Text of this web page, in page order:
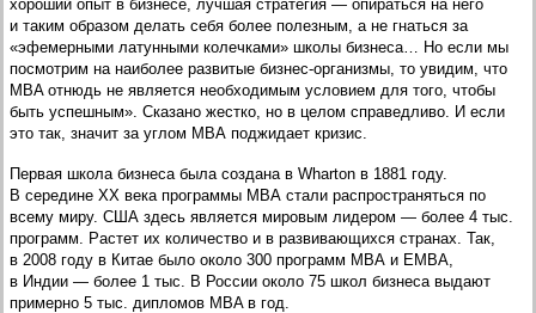
хороший опыт в бизнесе, лучшая стратегия — опираться на него
и таким образом делать себя более полезным, а не гнаться за
«эфемерными латунными колечками» школы бизнеса… Но если мы
посмотрим на наиболее развитые бизнес-организмы, то увидим, что
MBA отнюдь не является необходимым условием для того, чтобы
быть успешным». Сказано жестко, но в целом справедливо. И если
это так, значит за углом МВА поджидает кризис.
Первая школа бизнеса была создана в Wharton в 1881 году.
В середине ХХ века программы МВА стали распространяться по
всему миру. США здесь является мировым лидером — более 4 тыс.
программ. Растет их количество и в развивающихся странах. Так,
в 2008 году в Китае было около 300 программ МВА и ЕМВА,
в Индии — более 1 тыс. В России около 75 школ бизнеса выдают
примерно 5 тыс. дипломов MBA в год.